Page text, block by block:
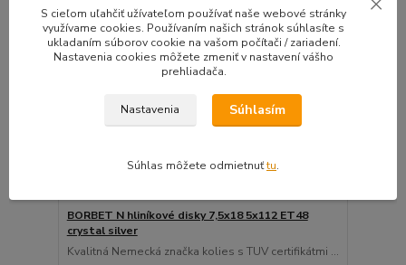
BORBET N hliníkové disky 7,5x18 5x112 ET48
crystal silver
Kvalitná Nemecká značka kolies s TUV certifikátmi ...
S cieľom uľahčiť užívateľom používať naše webové stránky
využívame cookies. Používaním našich stránok súhlasíte s
ukladaním súborov cookie na vašom počítači / zariadení.
Nastavenia cookies môžete zmeniť v nastavení vášho
prehliadača.
Nastavenia Súhlasím
Súhlas môžete odmietnuťtu.